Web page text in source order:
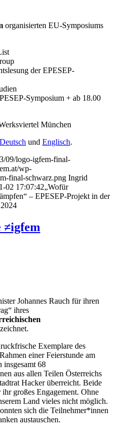
organisierten EU-Symposiums
der EPESEP-
Symposium + ab 18.00
München
Deutsch und Englisch.
09/logo-igfem-final-
wp-
final-schwarz.png Ingrid
02 17:07:42„Wofür
– EPESEP-Projekt in der
≠igfem
Johannes Rauch für ihren
ihres
Exemplare des
einer Feierstunde am
insgesamt 68
aus allen Teilen Österreichs
Hacker überreicht. Beide
großes Engagement. Ohne
Land vieles nicht möglich.
sich die Teilnehmer*innen
austauschen.